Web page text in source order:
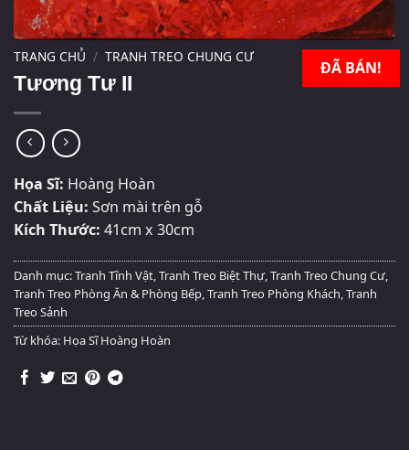
TRANG CHỦ / TRANH TREO CHUNG CƯ
Tương Tư II
Họa Sĩ: Hoàng Hoàn
Chất Liệu: Sơn mài trên gỗ
Kích Thước: 41cm x 30cm
ĐÃ BÁN!
Danh mục:Tranh Tĩnh Vật,Tranh Treo Biệt Thự,Tranh Treo Chung Cư,
Tranh Treo Phòng Ăn & Phòng Bếp,Tranh Treo Phòng Khách,Tranh
Treo Sảnh
Từ khóa: Họa Sĩ Hoàng Hoàn